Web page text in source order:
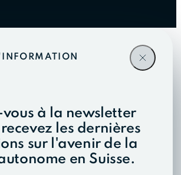
vous à la newsletter
les dernières
sur l'avenir de la
en Suisse.